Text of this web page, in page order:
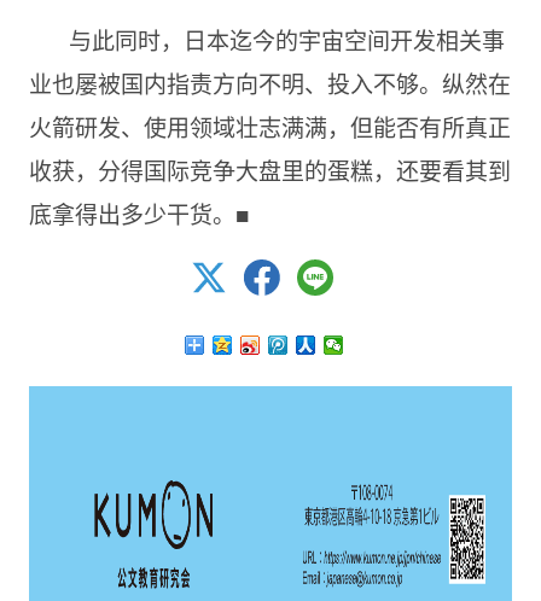
与此同时，日本迄今的宇宙空间开发相关事
业也屡被国内指责方向不明、投入不够。纵然在
火箭研发、使用领域壮志满满，但能否有所真正
收获，分得国际竞争大盘里的蛋糕，还要看其到
底拿得出多少干货。■